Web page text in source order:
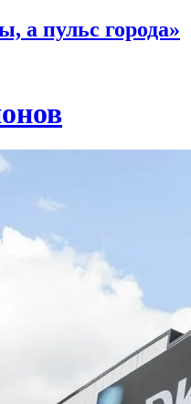
а пульс города»